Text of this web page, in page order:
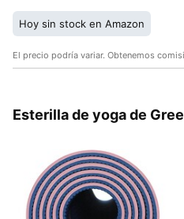
Hoy sin stock en Amazon
El precio podría variar. Obtenemos
Esterilla de yoga de